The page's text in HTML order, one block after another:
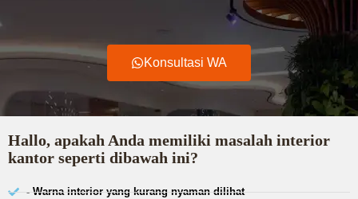
Konsultasi WA
Hallo, apakah Anda memiliki masalah interior
kantor seperti dibawah ini?
- Warna interior yang kurang nyaman dilihat